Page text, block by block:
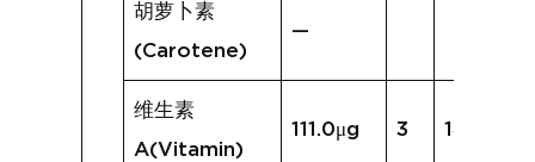
胡萝卜素
(Carotene)
—
维生素
A(Vitamin)
111.0μg 3 14.0μg